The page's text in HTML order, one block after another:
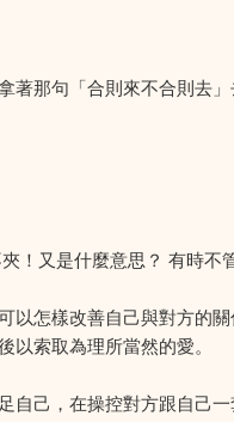
那句「合則來不合則去」
！又是什麼意思？ 有時不
以怎樣改善自己與對方的
索取為理所當然的愛。
己，在操控對方跟自己一